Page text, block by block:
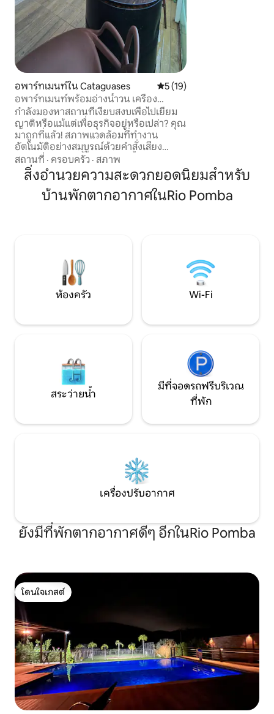
อพาร์ทเมนท์ใน Cataguases คะแนนเฉลี่ย 5 จาก 5, 19 รีวิว
5 (19)
อพาร์ทเมนท์พร้อมอ่างน้ำวน เครื่อง
ทำความร้อน และซาวน่า
กำลังมองหาสถานที่เงียบสงบเพื่อไปเยี่ยม
ญาติหรือแม้แต่เพื่อธุรกิจอยู่หรือเปล่า? คุณ
มาถูกที่แล้ว! สภาพแวดล้อมที่ทำงาน
อัตโนมัติอย่างสมบูรณ์ด้วยคำสั่งเสียง
(Alexa) สระว่ายน้ำพร้อมอ่างน้ำวนและ
เครื่องทำความร้อน พร้อมซาวน่า (คิดค่า
ธรรมเนียมเพิ่มเติมหากใช้เกินขีดจำกัดกิโล
วัตต์/ชั่วโมงต่อวัน) ขีดจำกัดกิโลวัตต์ต่อวัน
สถานที่ · ครอบครัว · สภาพ
สิ่งอำนวยความสะดวกยอดนิยมสำหรับ
บ้านพักตากอากาศในRio Pomba
ห้องครัว Wi-Fi
สระว่ายน้ำ
มีที่จอดรถฟรีบริเวณ
ที่พัก
เครื่องปรับอากาศ
ยังมีที่พักตากอากาศดีๆ อีกในRio Pomba
โดนใจเกสต์
โดนใจเกสต์